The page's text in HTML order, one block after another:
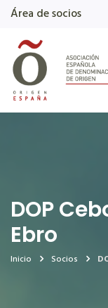
Área de socios
DOP
Ebro
Inicio Socios